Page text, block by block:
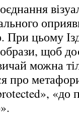
При цьому
щоб
можна
про
«до